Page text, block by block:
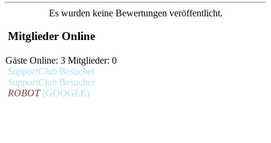
Es wurden keine Bewertungen veröffentlicht.
Mitglieder Online
Gäste Online: 3 Mitglieder: 0
SupportClub Besucher
SupportClub Besucher
ROBOT(GOOGLE)